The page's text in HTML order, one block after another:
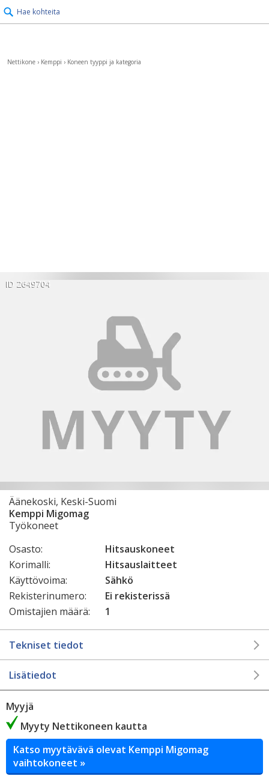
Hae kohteita
Nettikone › Kemppi › Koneen tyyppi ja kategoria
ID 2649704
Äänekoski, Keski-Suomi
Kemppi Migomag
Työkoneet
Osasto:
Hitsauskoneet
Korimalli:
Hitsauslaitteet
Käyttövoima:
Sähkö
Rekisterinumero:
Ei rekisterissä
Omistajien määrä:
1
Tekniset tiedot
Lisätiedot
Myyjä
Myyty Nettikoneen kautta
Katso myytävävä olevat Kemppi Migomag
vaihtokoneet »